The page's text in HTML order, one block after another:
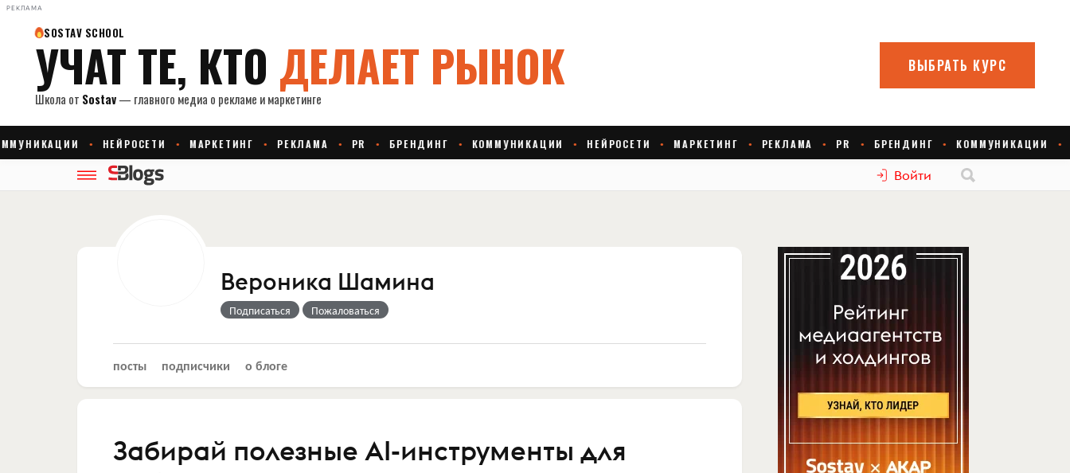
РЕКЛАМА
Войти
Вероника Шамина
Подписаться Пожаловаться
посты подписчики о блоге
Забирай полезные AI-инструменты для